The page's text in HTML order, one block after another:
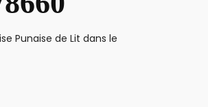
Punaise de Lit dans le